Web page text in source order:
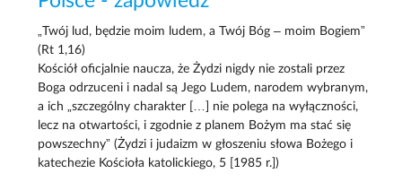
„Twój lud, będzie moim ludem, a Twój Bóg – moim Bogiem”
(Rt 1,16)
Kościół oficjalnie naucza, że Żydzi nigdy nie zostali przez
Boga odrzuceni i nadal są Jego Ludem, narodem wybranym,
a ich „szczególny charakter […] nie polega na wyłączności,
lecz na otwartości, i zgodnie z planem Bożym ma stać się
powszechny” (Żydzi i judaizm w głoszeniu słowa Bożego i
katechezie Kościoła katolickiego, 5 [1985 r.])